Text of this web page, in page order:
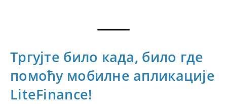
Тргујте било када, било где
помоћу мобилне апликације
LiteFinance!